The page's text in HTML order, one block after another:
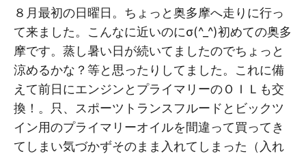
M
８月最初の日曜日。ちょっと奥多摩へ走りに行っ
て来ました。こんなに近いのにσ(^_^)初めての奥多
摩です。蒸し暑い日が続いてましたのでちょっと
涼めるかな？等と思ったりしてました。これに備
えて前日にエンジンとプライマリーのＯＩＬも交
換！。只、スポーツトランスフルードとビックツ
イン用のプライマリーオイルを間違って買ってき
てしまい気づかずそのまま入れてしまった（入れ